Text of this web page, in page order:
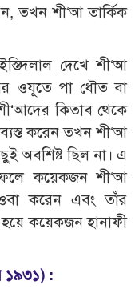
তখন শী‘আ তার্কিক
দেখে শী‘আ
ওযূতে পা ধৌত বা
কিতাব থেকে
করেন তখন শী‘আ
অবশিষ্ট ছিল না। এ
কয়েকজন শী‘আ
করেন এবং তাঁর
হয়ে কয়েকজন হানাফী
১৯৩১) :